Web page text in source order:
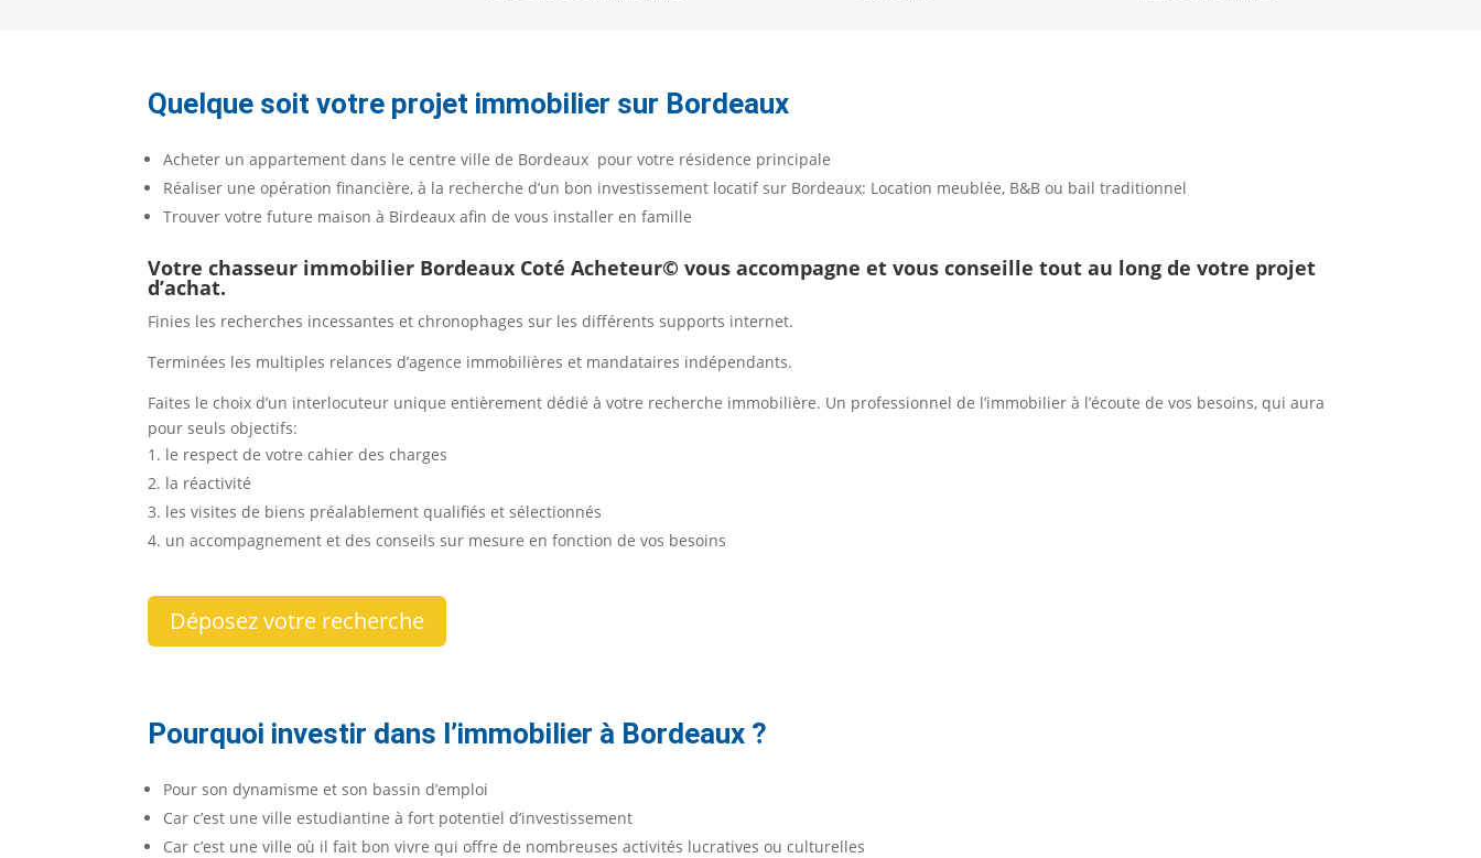
Quelque soit votre projet immobilier sur Bordeaux
Acheter un appartement dans le centre ville de Bordeaux pour votre résidence principale
Réaliser une opération financière, à la recherche d’un bon investissement locatif sur Bordeaux: Location meublée, B&B ou bail traditionnel
Trouver votre future maison à Birdeaux afin de vous installer en famille
Votre chasseur immobilier Bordeaux Coté Acheteur© vous accompagne et vous conseille tout au long de votre projet
d’achat.
Finies les recherches incessantes et chronophages sur les différents supports internet.
Terminées les multiples relances d’agence immobilières et mandataires indépendants.
Faites le choix d’un interlocuteur unique entièrement dédié à votre recherche immobilière. Un professionnel de l’immobilier à l’écoute de vos besoins, qui aura
pour seuls objectifs:
le respect de votre cahier des charges
la réactivité
les visites de biens préalablement qualifiés et sélectionnés
un accompagnement et des conseils sur mesure en fonction de vos besoins
Déposez votre recherche
Pourquoi investir dans l’immobilier à Bordeaux ?
Pour son dynamisme et son bassin d’emploi
Car c’est une ville estudiantine à fort potentiel d’investissement
Car c’est une ville où il fait bon vivre qui offre de nombreuses activités lucratives ou culturelles